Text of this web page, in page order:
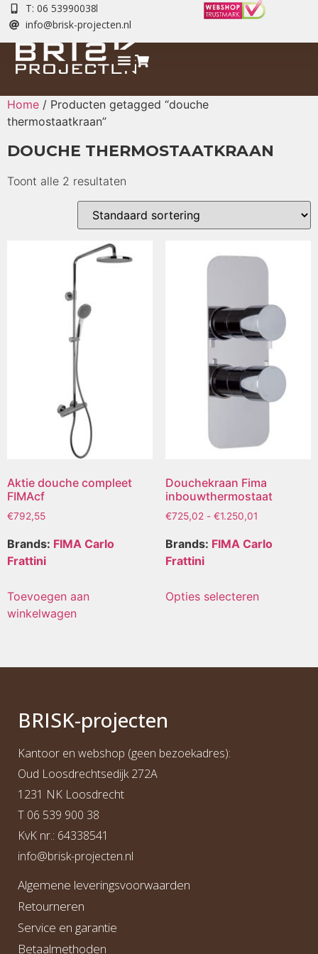
T: 06 53990038
info@brisk-projecten.nl
Home / Producten getagged “douche
thermostaatkraan”
DOUCHE THERMOSTAATKRAAN
Toont alle 2 resultaten
Aktie douche compleet
FIMAcf
€792,55
Brands: FIMA Carlo
Frattini
Toevoegen aan
winkelwagen
Douchekraan Fima
inbouwthermostaat
€725,02 - €1.250,01
Brands: FIMA Carlo
Frattini
Opties selecteren
BRISK-projecten
Kantoor en webshop (geen bezoekadres):
Oud Loosdrechtsedijk 272A
1231 NK Loosdrecht
T 06 539 900 38
KvK nr.: 64338541
info@brisk-projecten.nl
Algemene leveringsvoorwaarden
Retourneren
Service en garantie
Betaalmethoden